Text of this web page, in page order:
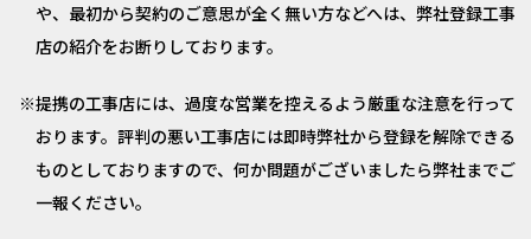
や、最初から契約のご意思が全く無い方などへは、弊社登録工事
店の紹介をお断りしております。
提携の工事店には、過度な営業を控えるよう厳重な注意を行って
おります。評判の悪い工事店には即時弊社から登録を解除できる
ものとしておりますので、何か問題がございましたら弊社までご
一報ください。